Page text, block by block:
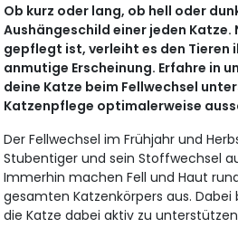
Ob kurz oder lang, ob hell oder
Aushängeschild einer jeden Katze.
gepflegt ist, verleiht es den Tieren
anmutige Erscheinung. Erfahre in
deine Katze beim Fellwechsel
Katzenpflege optimalerweise
Der Fellwechsel im Frühjahr und
Stubentiger und sein Stoffwechsel
Immerhin machen Fell und Haut
gesamten Katzenkörpers aus.
die Katze dabei aktiv zu